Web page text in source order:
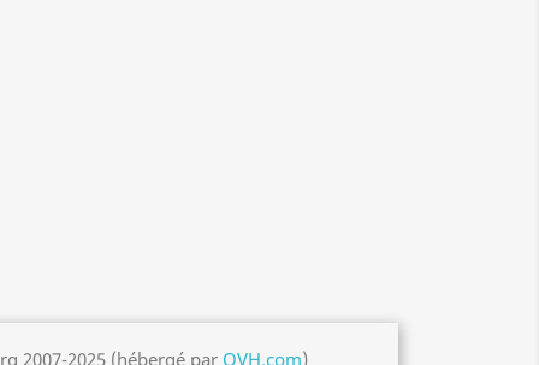
2007-2025 (hébergé par OVH.com)